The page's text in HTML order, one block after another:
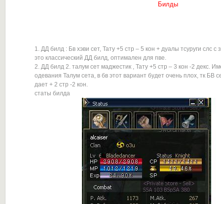
Билды
1. ДД билд : Бв хэви сет, Тату +5 стр – 5 кон + дуалы тсуруги слс с
это классический ДД билд, оптимален для пве.
2. ДД билд 2. талум сет маджестик , Тату +5 стр – 3 кон -2 декс.
одевания Талум сета, в бв этот вариант будет очень плох, тк БВ
дает + 2 стр -2 кон.
статы билда